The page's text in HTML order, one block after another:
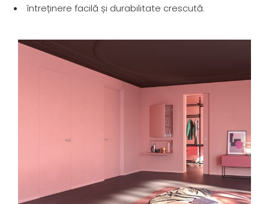
întreținere facilă și durabilitate crescută.